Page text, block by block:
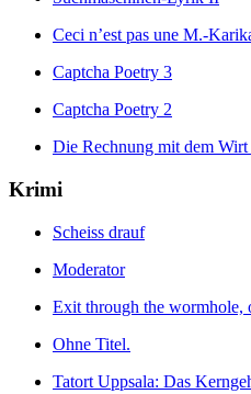
Ceci n’est pas une M.-
Captcha Poetry 3
Captcha Poetry 2
Die Rechnung mit dem Wirt
Krimi
Scheiss drauf
Moderator
Exit through the wormhole,
Ohne Titel.
Tatort Uppsala: Das